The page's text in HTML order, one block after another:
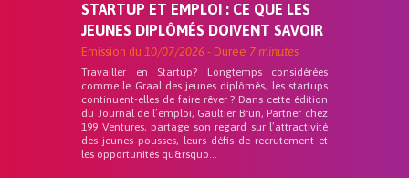
STARTUP ET EMPLOI : CE QUE LES
JEUNES DIPLÔMÉS DOIVENT SAVOIR
Emission du 10/07/2026 - Durée 7 minutes
Travailler en Startup? Longtemps considérées
comme le Graal des jeunes diplômés, les startups
continuent-elles de faire rêver ? Dans cette édition
du Journal de l’emploi, Gaultier Brun, Partner chez
199 Ventures, partage son regard sur l’attractivité
des jeunes pousses, leurs défis de recrutement et
les opportunités qu&rsquo...